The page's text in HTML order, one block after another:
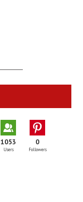
1053
Users
0
Followers